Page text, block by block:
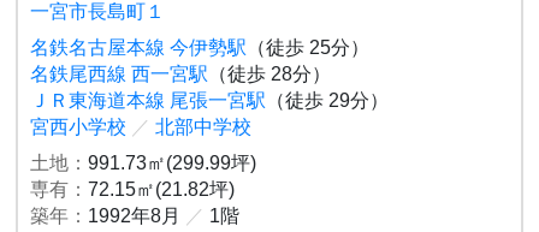
一宮市長島町１
名鉄名古屋本線 今伊勢駅 （徒歩 25分）
名鉄尾西線 西一宮駅 （徒歩 28分）
ＪＲ東海道本線 尾張一宮駅 （徒歩 29分）
宮西小学校 ／ 北部中学校
土地：991.73㎡(299.99坪)
専有：72.15㎡(21.82坪)
築年： 1992年8月 ／ 1階